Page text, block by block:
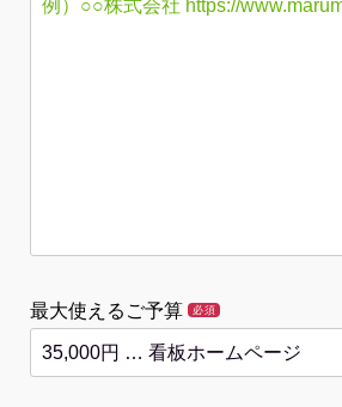
最大使えるご予算 必須